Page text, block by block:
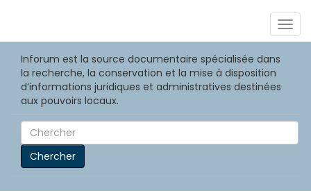
Inforum est la source documentaire spécialisée dans
la recherche, la conservation et la mise à disposition
d’informations juridiques et administratives destinées
aux pouvoirs locaux.
Chercher